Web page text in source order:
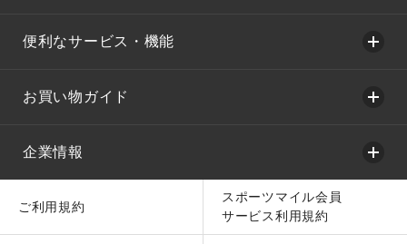
便利なサービス・機能
お買い物ガイド
企業情報
ご利用規約
スポーツマイル会員
サービス利用規約